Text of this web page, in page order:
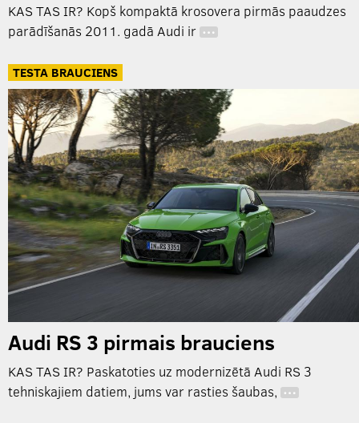
KAS TAS IR? Kopš kompaktā krosovera pirmās paaudzes
parādīšanās 2011. gadā Audi ir …
TESTA BRAUCIENS
Audi RS 3 pirmais brauciens
KAS TAS IR? Paskatoties uz modernizētā Audi RS 3
tehniskajiem datiem, jums var rasties šaubas, …